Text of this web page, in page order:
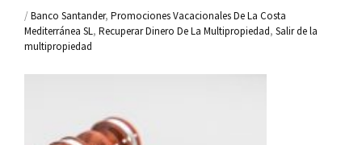
/Banco Santander, Promociones Vacacionales De La Costa
Mediterránea SL, Recuperar Dinero De La Multipropiedad, Salir de la
multipropiedad